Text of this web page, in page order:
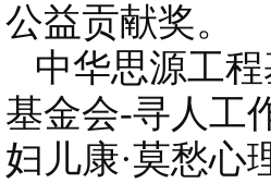
公益贡献奖。
中华思源工程
基金会-寻人工
妇儿康·莫愁心